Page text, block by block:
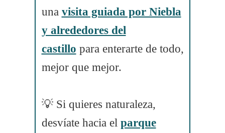
una visita guiada por Niebla
y alrededores del
castillo para enterarte de todo,
mejor que mejor.
💡 Si quieres naturaleza,
desvíate hacia el parque